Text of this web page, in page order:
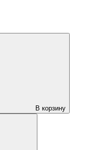
В корзину